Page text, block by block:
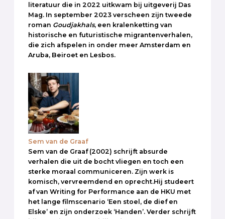
literatuur die in 2022 uitkwam bij uitgeverij Das
Mag. In september 2023 verscheen zijn tweede
roman Goudjakhals, een kralenketting van
historische en futuristische migrantenverhalen,
die zich afspelen in onder meer Amsterdam en
Aruba, Beiroet en Lesbos.
Sem van de Graaf
Sem van de Graaf (2002) schrijft absurde
verhalen die uit de bocht vliegen en toch een
sterke moraal communiceren. Zijn werk is
komisch, vervreemdend en oprecht.Hij studeert
af van Writing for Performance aan de HKU met
het lange filmscenario ‘Een stoel, de dief en
Elske’ en zijn onderzoek ‘Handen’. Verder schrijft